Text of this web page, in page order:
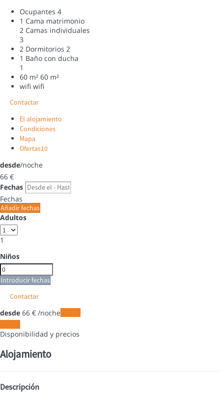
Ocupantes 4
1 Cama matrimonio
2 Camas individuales
3
2 Dormitorios 2
1 Baño con ducha
1
60 m² 60 m²
wifi wifi
Contactar
El alojamiento
Condiciones
Mapa
Ofertas10
desde/noche
66 €
Fechas
Fechas
Añadir fechas
Adultos
1
Niños
Introducir fechas
Contactar
desde 66 € /noche
Disponibilidad y precios
Alojamiento
Descripción